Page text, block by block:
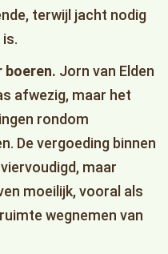
terwijl jacht nodig
boeren. Jorn van Elden
afwezig, maar het
rondom
De vergoeding binnen
maar
moeilijk, vooral als
wegnemen van